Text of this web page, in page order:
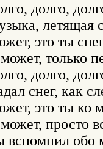
долго,
летящая
это ты
может, только
долго,
снег, как
это ты
может, просто
вспомнил обо